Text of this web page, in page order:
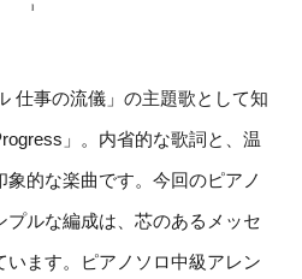
仕事の流儀」の主題歌として知
」。内省的な歌詞と、温
的な楽曲です。今回のピアノ
プルな編成は、芯のあるメッセ
います。ピアノソロ中級アレン